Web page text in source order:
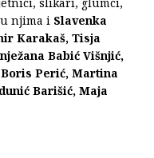
njima i Slavenka
Karakaš, Tisja
Babić Višnjić,
Boris Perić, Martina
Barišić, Maja